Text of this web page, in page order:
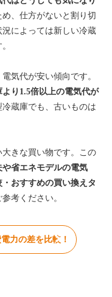
、仕方がないと割り切
によっては新しい冷蔵
気代が安い傾向です。
り1.5倍以上の電気代が
蔵庫でも、古いものは
きな買い物です。この
省エネモデルの電気
おすすめの買い換えタ
考ください。
力の差を比較！